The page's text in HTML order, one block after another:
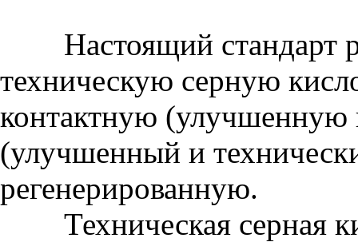
Настоящий стандарт
техническую серную
контактную (улучшенную
(улучшенный и
регенерированную.
Техническая серная